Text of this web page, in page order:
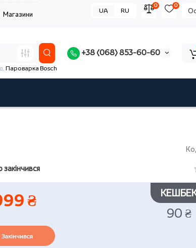
Магазини
0
0
UA RU
+38 (068) 853-60-60
Пароварка Bosch
закінчився
₴
90 ₴
Закінчився